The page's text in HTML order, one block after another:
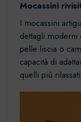
Mocassini
I mocassini
dettagli
pelle liscia o
capacità di
quelli più